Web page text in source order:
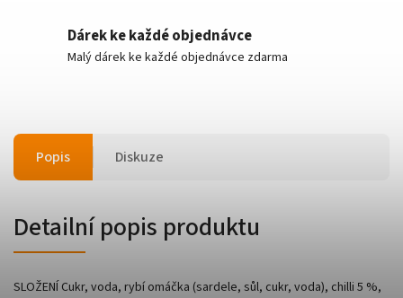
Dárek ke každé objednávce
Malý dárek ke každé objednávce zdarma
Popis Diskuze
Detailní popis produktu
SLOŽENÍ Cukr, voda, rybí omáčka (sardele, sůl, cukr, voda), chilli 5 %,